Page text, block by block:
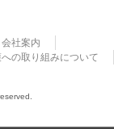
会社案内
の取り組みについて